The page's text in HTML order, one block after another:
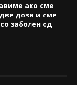
ако сме
дози и сме
заболен од